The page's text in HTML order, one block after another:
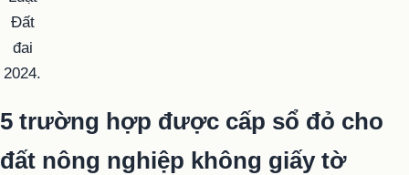
Đất
đai
2024.
5 trường hợp được cấp sổ đỏ cho
đất nông nghiệp không giấy tờ